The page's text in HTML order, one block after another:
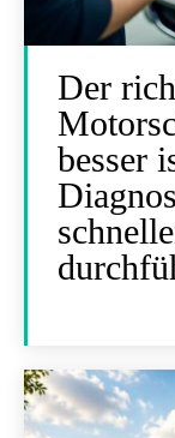
Der
besser